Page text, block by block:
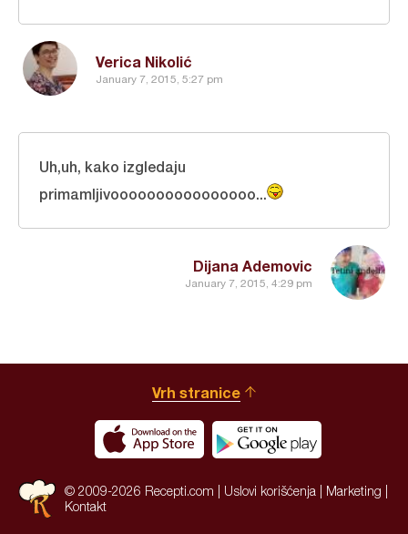
Verica Nikolić
January 7, 2015, 5:27 pm
Dijana Ademovic
January 7, 2015, 4:29 pm
Uh,uh, kako izgledaju
primamljivoooooooooooooooo...
Vrh stranice
© 2009-2026 Recepti.com | Uslovi korišćenja Marketing
Kontakt